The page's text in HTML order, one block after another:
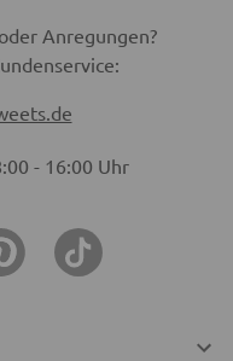
Anregungen?
- 16:00 Uhr